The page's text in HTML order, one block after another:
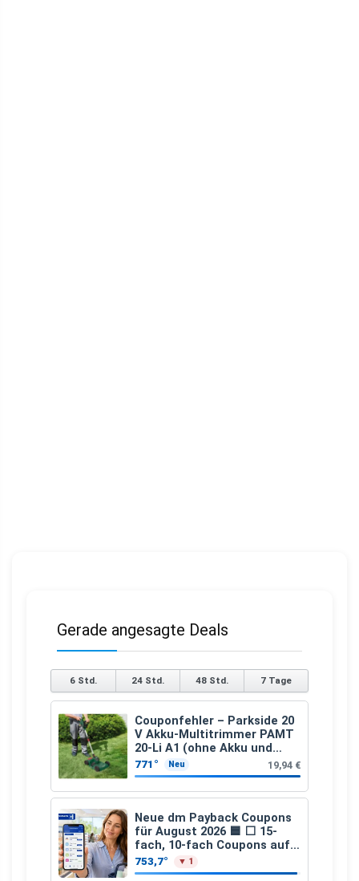
Gerade angesagte Deals
6 Std. 24 Std. 48 Std. 7 Tage
Couponfehler – Parkside 20
V Akku-Multitrimmer PAMT
20-Li A1 (ohne Akku und
Ladegerät)
771° Neu 19,94 €
Neue dm Payback Coupons
für August 2026 🟦 ⬜ 15-
fach, 10-fach Coupons auf
den gesamten Einkauf ab 2
€
753,7° ▼ 1